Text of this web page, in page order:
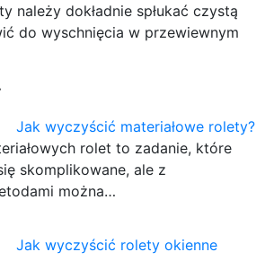
należy dokładnie spłukać czystą
do wyschnięcia w przewiewnym
Jak wyczyścić materiałowe rolety?
rolet to zadanie, które
skomplikowane, ale z
można…
Jak wyczyścić rolety okienne